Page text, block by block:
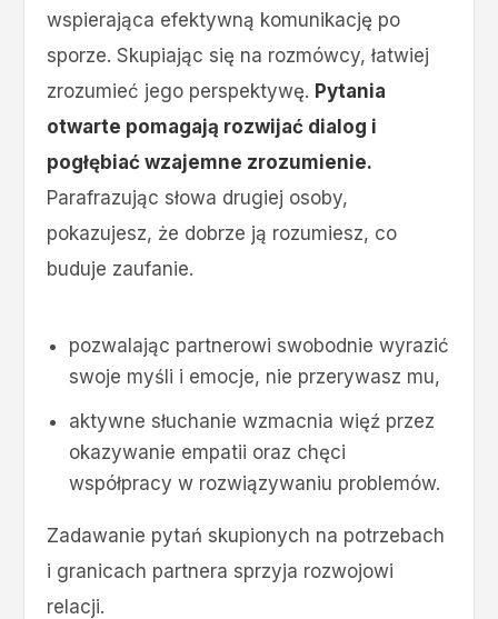
wspierająca efektywną komunikację po
sporze. Skupiając się na rozmówcy, łatwiej
zrozumieć jego perspektywę. Pytania
otwarte pomagają rozwijać dialog i
pogłębiać wzajemne zrozumienie.
Parafrazując słowa drugiej osoby,
pokazujesz, że dobrze ją rozumiesz, co
buduje zaufanie.
pozwalając partnerowi swobodnie wyrazić
swoje myśli i emocje, nie przerywasz mu,
aktywne słuchanie wzmacnia więź przez
okazywanie empatii oraz chęci
współpracy w rozwiązywaniu problemów.
Zadawanie pytań skupionych na potrzebach
i granicach partnera sprzyja rozwojowi
relacji.